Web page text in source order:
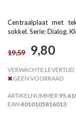
Centraalplaat met
sokkel. Serie: Dialog.
19,59 9,80
VERWACHTE LEVERTIJD
GEEN VOORRAAD
ARTIKELNUMMER
EAN 4010105816013